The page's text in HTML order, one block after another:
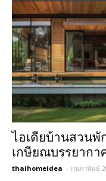
ไอเดียบ้านสวน
เกษียณบรรยากา
thaihomeidea - กุมภาพันธ์